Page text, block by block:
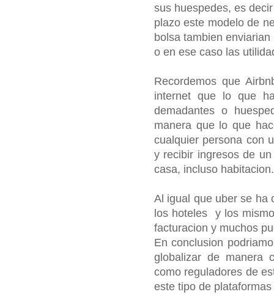
sus huespedes, es
plazo este modelo de
bolsa tambien
o en ese caso las
Recordemos que
internet que lo que
demadantes o
manera que lo que
cualquier persona con
y recibir ingresos de
casa, incluso habitacion.
Al igual que uber se ha
los hoteles y los
facturacion y muchos
En conclusion
globalizar de manera
como reguladores de
este tipo de